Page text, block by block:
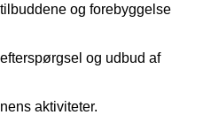
og forebyggelse
og udbud af
aktiviteter.